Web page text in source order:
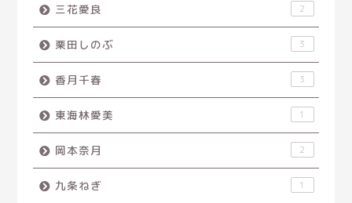
三花愛良 2
栗田しのぶ 3
香月千春 3
東海林愛美 1
岡本奈月 2
九条ねぎ 1